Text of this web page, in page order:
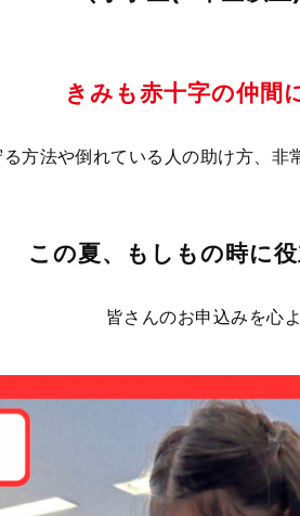
きみも赤十字の仲間
方法や倒れている人の助け方、非
この夏、もしもの時に
皆さんのお申込みを心